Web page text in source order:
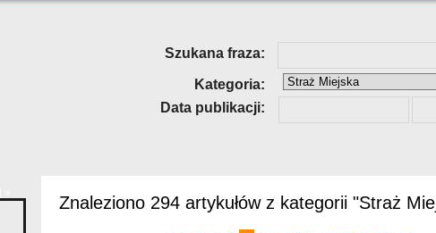
Szukana fraza:
Kategoria:
Data publikacji:
Znaleziono 294 artykułów z kategorii "Straż